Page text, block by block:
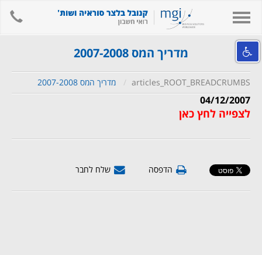
Toggle
אודות המשרד
השירותים שלנו
מידע מקצועי ומאמרים
קישורים
חיפוש
English
מדריך המס 2007-2008
articles_ROOT_BREADCRUMBS מדריך המס 2007-2008
04/12/2007
לצפייה לחץ כאן
הדפסה שלח לחבר